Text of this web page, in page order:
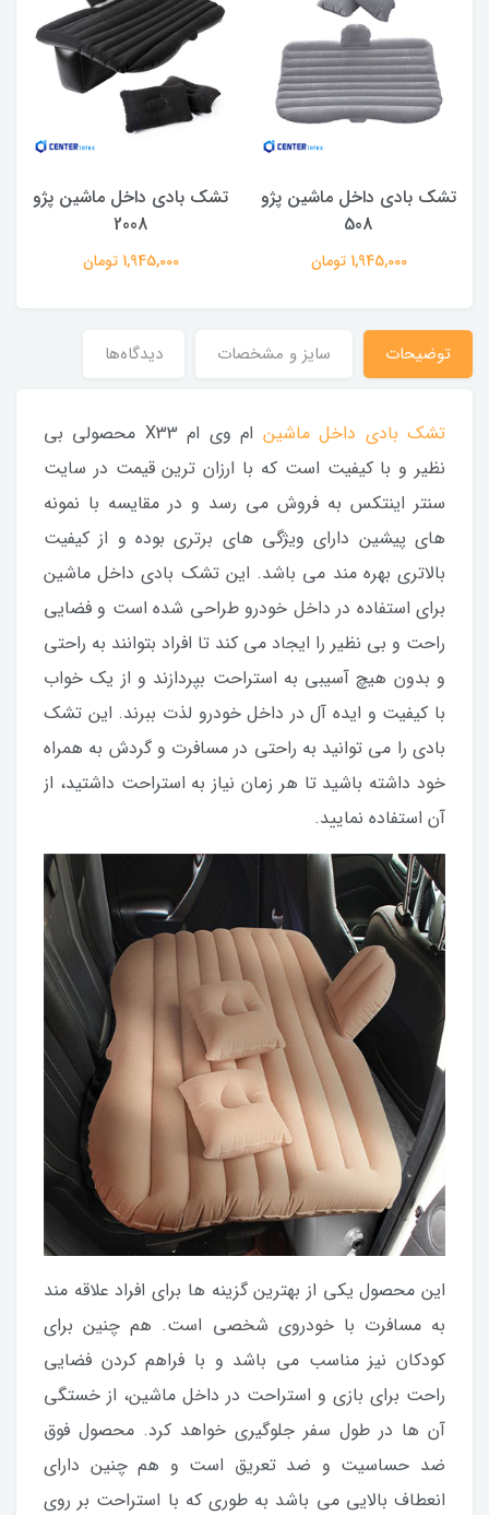
تشک بادی داخل ماشین پژو
508
1,945,000 تومان
تشک بادی داخل ماشین پژو
2008
1,945,000 تومان
توضیحات سایز و مشخصات دیدگاه‌ها
تشک بادی داخل ماشین
ام وی ام X33 محصولی بی
نظیر و با کیفیت است که با ارزان ترین قیمت در سایت
سنتر اینتکس به فروش می رسد و در مقایسه با نمونه
های پیشین دارای ویژگی های برتری بوده و از کیفیت
بالاتری بهره مند می باشد. این تشک بادی داخل ماشین
برای استفاده در داخل خودرو طراحی شده است و فضایی
راحت و بی نظیر را ایجاد می کند تا افراد بتوانند به راحتی
و بدون هیچ آسیبی به استراحت بپردازند و از یک خواب
با کیفیت و ایده آل در داخل خودرو لذت ببرند. این تشک
بادی را می توانید به راحتی در مسافرت و گردش به همراه
خود داشته باشید تا هر زمان نیاز به استراحت داشتید، از
آن استفاده نمایید.
این محصول یکی از بهترین گزینه ها برای افراد علاقه مند
به مسافرت با خودروی شخصی است. هم چنین برای
کودکان نیز مناسب می باشد و با فراهم کردن فضایی
راحت برای بازی و استراحت در داخل ماشین، از خستگی
آن ها در طول سفر جلوگیری خواهد کرد. محصول فوق
ضد حساسیت و ضد تعریق است و هم چنین دارای
انعطاف بالایی می باشد به طوری که با استراحت بر روی